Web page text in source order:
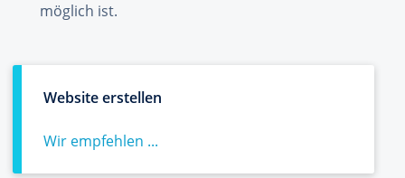
möglich ist.
Website erstellen
Wir empfehlen ...